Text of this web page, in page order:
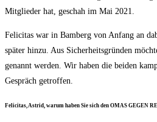
Mit­glie­der hat, geschah im Mai 2021.
Feli­ci­tas war in Bam­berg von Anfang an
spä­ter hin­zu. Aus Sicher­heits­grün­den
genannt wer­den. Wir haben die bei­den
Gespräch getroffen.
Feli­ci­tas, Astrid, war­um haben Sie sich den OMAS GEGEN